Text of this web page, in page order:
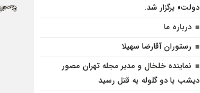
دولت» برگزار شد.
درباره ما
رستوران آقارضا سهیلا
نماینده خلخال و مدیر مجله تهران مصور
دیشب با دو گلوله به قتل رسید